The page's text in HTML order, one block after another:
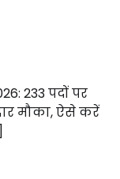
233 पदों पर
मौका, ऐसे करें